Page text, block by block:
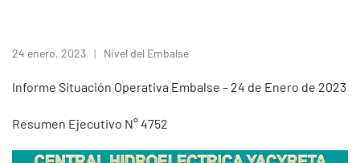
24 enero, 2023 Nivel del Embalse
Informe Situación Operativa Embalse – 24 de Enero de 2023
Resumen Ejecutivo N° 4752